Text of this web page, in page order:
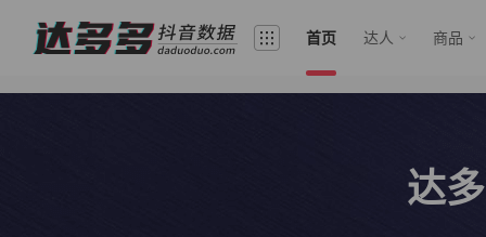
首页 达人 商品
达